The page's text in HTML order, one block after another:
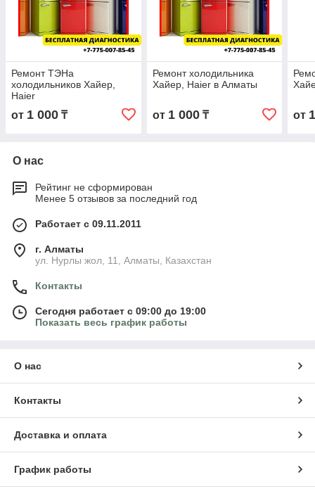
Ремонт ТЭНа
холодильников Хайер,
Haier
от 1 000 ₸
Ремонт холодильника
Хайер, Haier в Алматы
от 1 000₸ от
О нас
Рейтинг не сформирован
Менее 5 отзывов за последний год
Работает с 09.11.2011
г. Алматы
ул. Нурлы жол, 11, Алматы, Казахстан
Контакты
Сегодня работает с 09:00 до 19:00
Показать весь график работы
О нас
Контакты
Доставка и оплата
График работы